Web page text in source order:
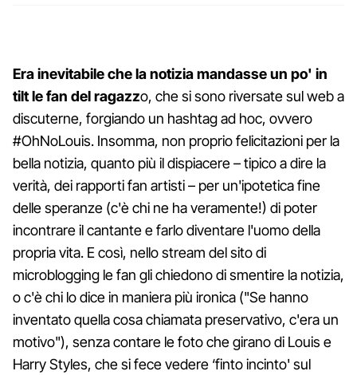
Era inevitabile che la notizia mandasse un po' in
tilt le fan del ragazzo, che si sono riversate sul web a
discuterne, forgiando un hashtag ad hoc, ovvero
#OhNoLouis. Insomma, non proprio felicitazioni per la
bella notizia, quanto più il dispiacere – tipico a dire la
verità, dei rapporti fan artisti – per un'ipotetica fine
delle speranze (c'è chi ne ha veramente!) di poter
incontrare il cantante e farlo diventare l'uomo della
propria vita. E così, nello stream del sito di
microblogging le fan gli chiedono di smentire la notizia,
o c'è chi lo dice in maniera più ironica ("Se hanno
inventato quella cosa chiamata preservativo, c'era un
motivo"), senza contare le foto che girano di Louis e
Harry Styles, che si fece vedere ‘finto incinto' sul